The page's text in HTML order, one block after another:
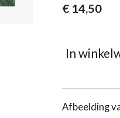
€ 14,50
In
Afbeelding